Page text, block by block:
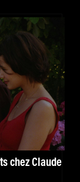
chez Claude